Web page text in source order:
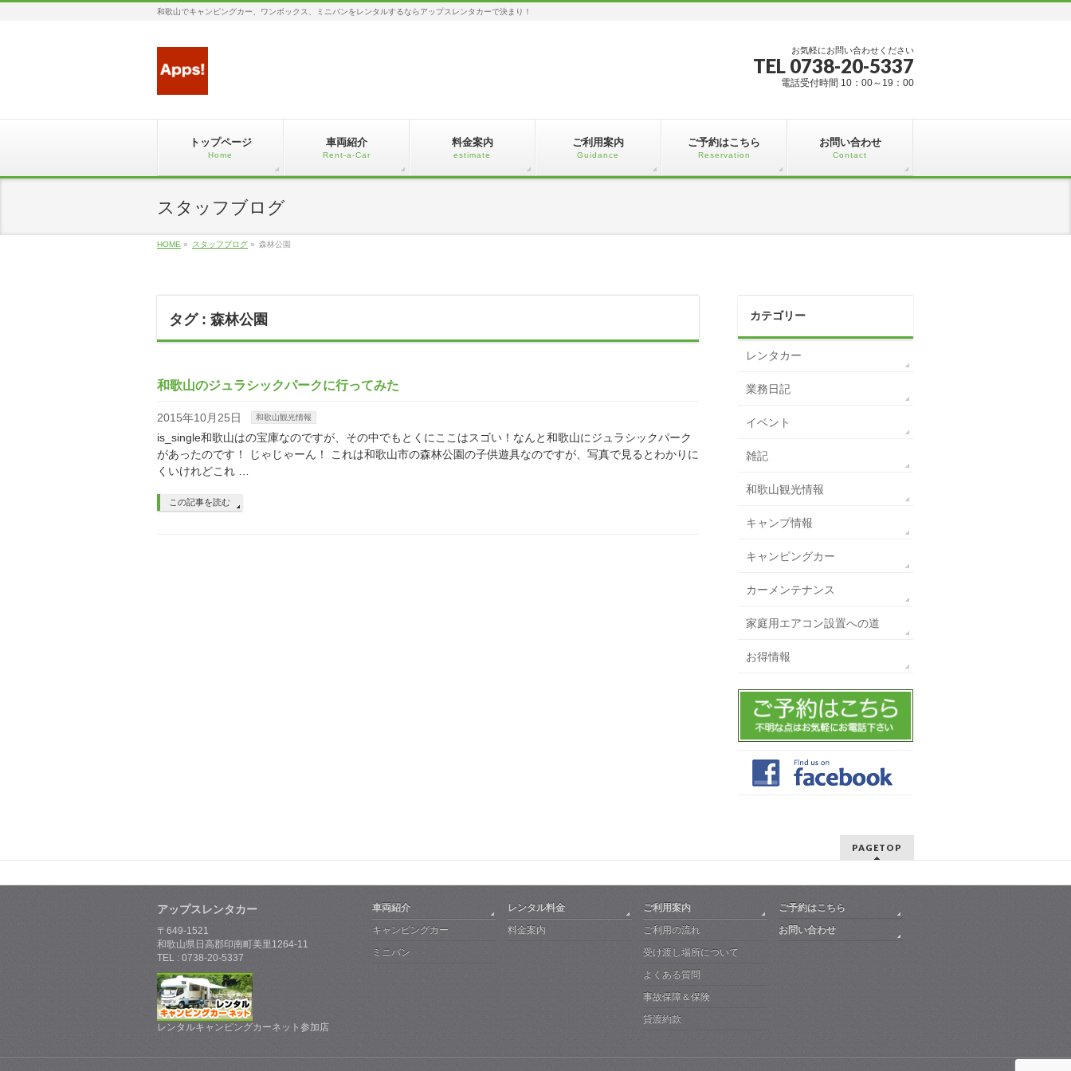
和歌山でキャンピングカー、ワンボックス、ミニバンをレンタルするならアップスレンタカーで決まり！
お気軽にお問い合わせください
TEL 0738-20-5337
電話受付時間 10：00～19：00
トップページ
Home
車両紹介
Rent-a-Car
料金案内
estimate
ご利用案内
Guidance
ご予約はこちら
Reservation
お問い合わせ
Contact
スタッフブログ
HOME » スタッフブログ » 森林公園
タグ : 森林公園
和歌山のジュラシックパークに行ってみた
2015年10月25日 和歌山観光情報
is_single和歌山はの宝庫なのですが、その中でもとくにここはスゴい！なんと和歌山にジュラシックパーク
があったのです！ じゃじゃーん！ これは和歌山市の森林公園の子供遊具なのですが、写真で見るとわかりに
くいけれどこれ …
この記事を読む
カテゴリー
レンタカー
業務日記
イベント
雑記
和歌山観光情報
キャンプ情報
キャンピングカー
カーメンテナンス
家庭用エアコン設置への道
お得情報
PAGETOP
アップスレンタカー
〒649-1521
和歌山県日高郡印南町美里1264-11
TEL : 0738-20-5337
レンタルキャンピングカーネット参加店
車両紹介
キャンピングカー
ミニバン
レンタル料金
料金案内
ご利用案内
ご利用の流れ
受け渡し場所について
よくある質問
事故保障＆保険
貸渡約款
ご予約はこちら
お問い合わせ